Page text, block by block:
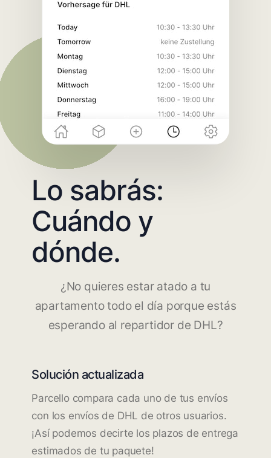
Lo sabrás:
Cuándo y
dónde.
¿No quieres estar atado a tu
apartamento todo el día porque estás
esperando al repartidor de DHL?
Solución actualizada
Parcello compara cada uno de tus envíos
con los envíos de DHL de otros usuarios.
¡Así podemos decirte los plazos de entrega
estimados de tu paquete!